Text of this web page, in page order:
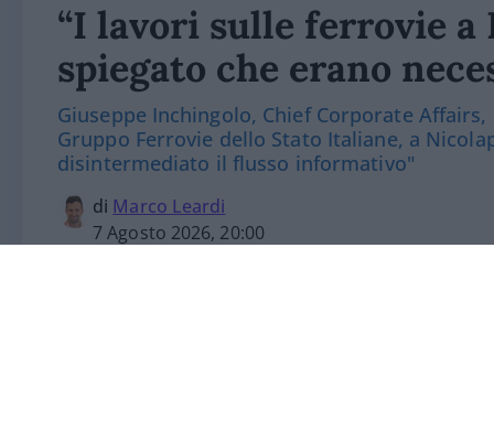
“I lavori sulle ferrovie a
spiegato che erano
Giuseppe Inchingolo, Chief Corporate
Gruppo Ferrovie dello Stato Italiane, a
disintermediato il flusso informativo"
di Marco Leardi
7 Agosto 2026, 20:00